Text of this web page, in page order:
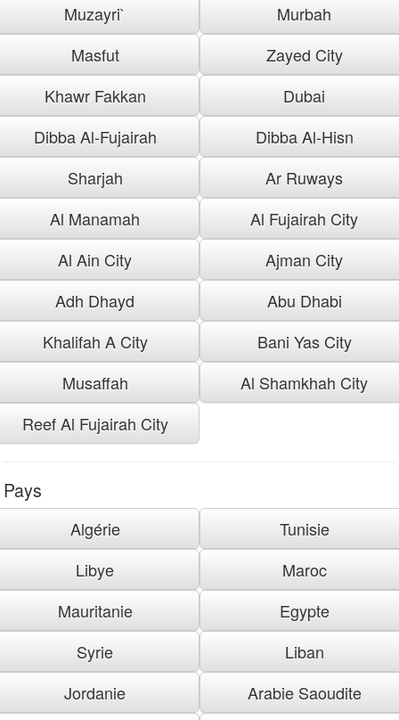
Muzayri`
Murbah
Masfut
Zayed City
Khawr Fakkan
Dubai
Dibba Al-Fujairah
Dibba Al-Hisn
Sharjah
Ar Ruways
Al Manamah
Al Fujairah City
Al Ain City
Ajman City
Adh Dhayd
Abu Dhabi
Khalifah A City
Bani Yas City
Musaffah
Al Shamkhah City
Reef Al Fujairah City
Pays
Algérie
Tunisie
Libye
Maroc
Mauritanie
Egypte
Syrie
Liban
Jordanie
Arabie Saoudite